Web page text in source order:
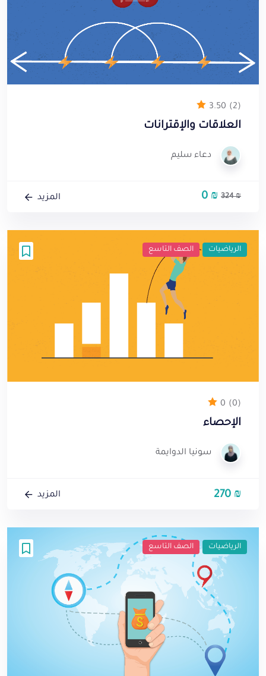
3.50 (2)
العلاقات والإقترانات
دعاء سليم
324₪
السعر
هو:
324 ₪.
0₪
السعر
هو:
0 ₪.
المزيد
الرياضيات الصف التاسع
0 (0)
الإحصاء
سونيا الدوايمة
270₪ المزيد
الرياضيات الصف التاسع